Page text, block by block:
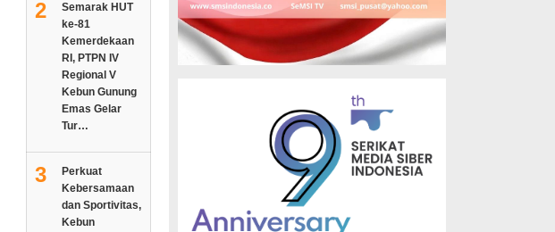
2
Semarak HUT
ke-81
Kemerdekaan
RI, PTPN IV
Regional V
Kebun Gunung
Emas Gelar
Tur…
3
Perkuat
Kebersamaan
dan Sportivitas,
Kebun